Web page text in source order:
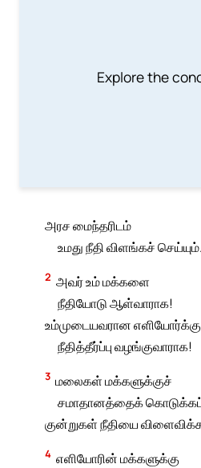
Explore the
அரச மைந்தரிடம்
உமது நீதி விளங்கச் செய்யும்.
2 அவர் உம் மக்களை
நீதியோடு ஆள்வாராக!
உம்முடையவரான எளியோர்க்கு
நீதித்தீர்ப்பு வழங்குவாராக!
3 மலைகள் மக்களுக்குச்
சமாதானத்தைக்
குன்றுகள் நீதியை
4 எளியோரின் மக்களுக்கு